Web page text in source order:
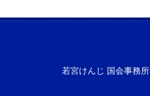
若宮けんじ 国会事務所